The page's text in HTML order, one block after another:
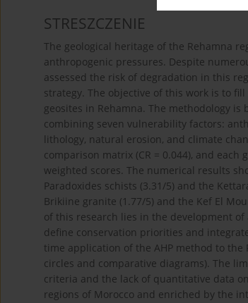
STRESZCZENIE
The geological heritage of the Rehamna
anthropogenic pressures. Despite
assessed the risk of degradation in this
strategy. The objective of this work is to
geosites in Rehamna. The methodology is
combining seven vulnerability factors:
lithology, natural erosion, and climate
comparison matrix (CR = 0.044), and
weighted scores. The numerical results
Paradoxides schists (3.31/5) and the
Brikiine granite (1.77/5) and the Kef El
of this research lies in the development
define conservation priorities and
time application of the AHP method to
circles and comparative diagrams). The
criteria and the lack of quantitative data
regions of Morocco and enriched by the